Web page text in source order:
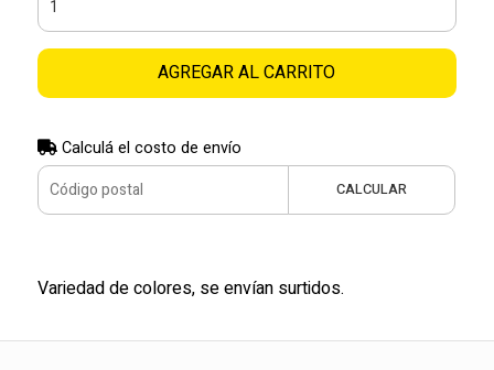
AGREGAR AL CARRITO
Calculá el costo de envío
CALCULAR
Variedad de colores, se envían surtidos.